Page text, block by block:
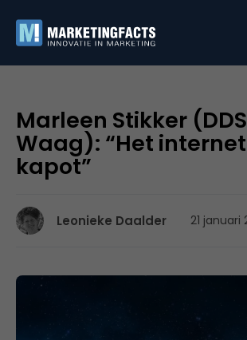
Marleen Stikker
Waag): “Het
kapot”
Leonieke Daalder 21 januari